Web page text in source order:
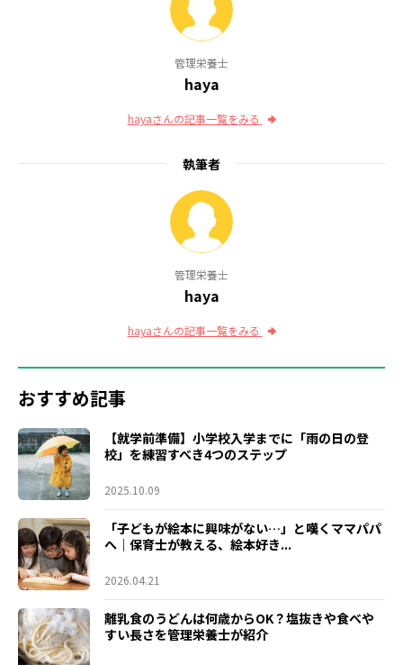
管理栄養士
haya
hayaさんの記事一覧をみる
執筆者
管理栄養士
haya
hayaさんの記事一覧をみる
おすすめ記事
【就学前準備】小学校入学までに「雨の日の登
校」を練習すべき4つのステップ
2025.10.09
「子どもが絵本に興味がない…」と嘆くママパパ
へ｜保育士が教える、絵本好き...
2026.04.21
離乳食のうどんは何歳からOK？塩抜きや食べや
すい長さを管理栄養士が紹介